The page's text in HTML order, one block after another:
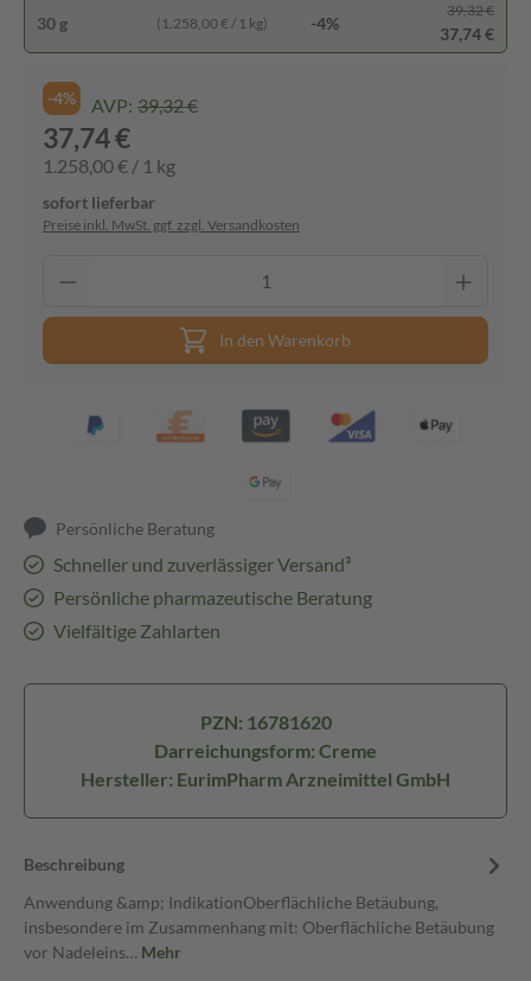
30 g (1.258,00 € / 1 kg) -4%
39,32 €
37,74 €
-4% AVP: 39,32 €
37,74 €
1.258,00 € / 1 kg
sofort lieferbar
Preise inkl. MwSt. ggf. zzgl. Versandkosten
In den Warenkorb
Persönliche Beratung
Schneller und zuverlässiger Versand³
Persönliche pharmazeutische Beratung
Vielfältige Zahlarten
PZN: 16781620
Darreichungsform: Creme
Hersteller: EurimPharm Arzneimittel GmbH
Beschreibung
Anwendung &amp; IndikationOberflächliche Betäubung,
insbesondere im Zusammenhang mit: Oberflächliche Betäubung
vor Nadeleins… Mehr